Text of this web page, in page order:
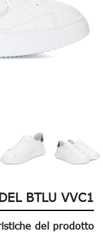
BTLU VVC1
del prodotto